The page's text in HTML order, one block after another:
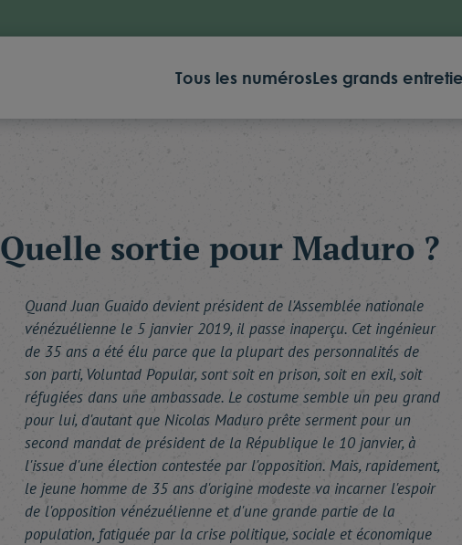
Tous les numérosLes grands
Quelle sortie pour Maduro ?
Quand Juan Guaido devient président de l'Assemblée nationale
vénézuélienne le 5 janvier 2019, il passe inaperçu. Cet ingénieur
de 35 ans a été élu parce que la plupart des personnalités de
son parti, Voluntad Popular, sont soit en prison, soit en exil, soit
réfugiées dans une ambassade. Le costume semble un peu grand
pour lui, d'autant que Nicolas Maduro prête serment pour un
second mandat de président de la République le 10 janvier, à
l'issue d'une élection contestée par l'opposition. Mais, rapidement,
le jeune homme de 35 ans d'origine modeste va incarner l'espoir
de l'opposition vénézuélienne et d'une grande partie de la
population, fatiguée par la crise politique, sociale et économique